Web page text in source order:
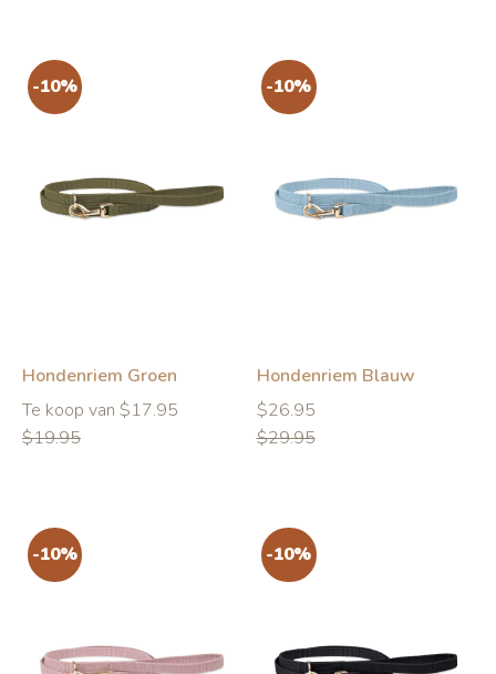
-10%
Hondenriem Groen
Te koop van $17.95
Normale
prijs
$19.95
-10%
Hondenriem Blauw
Normale
prijs
$26.95
Normale
prijs
$29.95